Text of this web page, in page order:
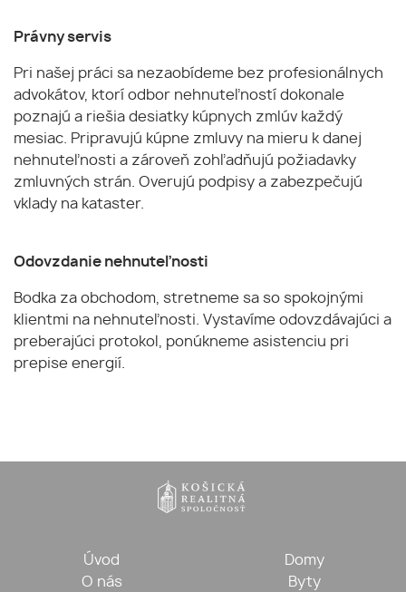
Právny servis
Pri našej práci sa nezaobídeme bez profesionálnych
advokátov, ktorí odbor nehnuteľností dokonale
poznajú a riešia desiatky kúpnych zmlúv každý
mesiac. Pripravujú kúpne zmluvy na mieru k danej
nehnuteľnosti a zároveň zohľadňujú požiadavky
zmluvných strán. Overujú podpisy a zabezpečujú
vklady na kataster.
Odovzdanie nehnuteľnosti
Bodka za obchodom, stretneme sa so spokojnými
klientmi na nehnuteľnosti. Vystavíme odovzdávajúci a
preberajúci protokol, ponúkneme asistenciu pri
prepise energií.
Úvod
O nás
Domy
Byty